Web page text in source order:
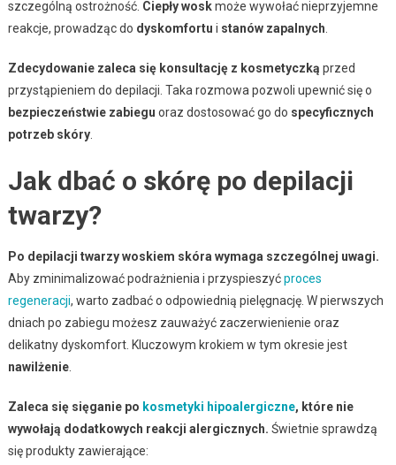
szczególną ostrożność. Ciepły woskmoże wywołać nieprzyjemne
reakcje, prowadząc do dyskomfortu i stanów zapalnych.
Zdecydowanie zaleca się konsultację z kosmetyczką przed
przystąpieniem do depilacji. Taka rozmowa pozwoli upewnić się o
bezpieczeństwie zabiegu oraz dostosować go do specyficznych
potrzeb skóry.
Jak dbać o skórę po depilacji
twarzy?
Po depilacji twarzy woskiem skóra wymaga szczególnej uwagi.
Aby zminimalizować podrażnienia i przyspieszyćproces
regeneracji, warto zadbać o odpowiednią pielęgnację. W pierwszych
dniach po zabiegu możesz zauważyć zaczerwienienie oraz
delikatny dyskomfort. Kluczowym krokiem w tym okresie jest
nawilżenie.
Zaleca się sięganie po kosmetyki hipoalergiczne, które nie
wywołają dodatkowych reakcji alergicznych. Świetnie sprawdzą
się produkty zawierające: